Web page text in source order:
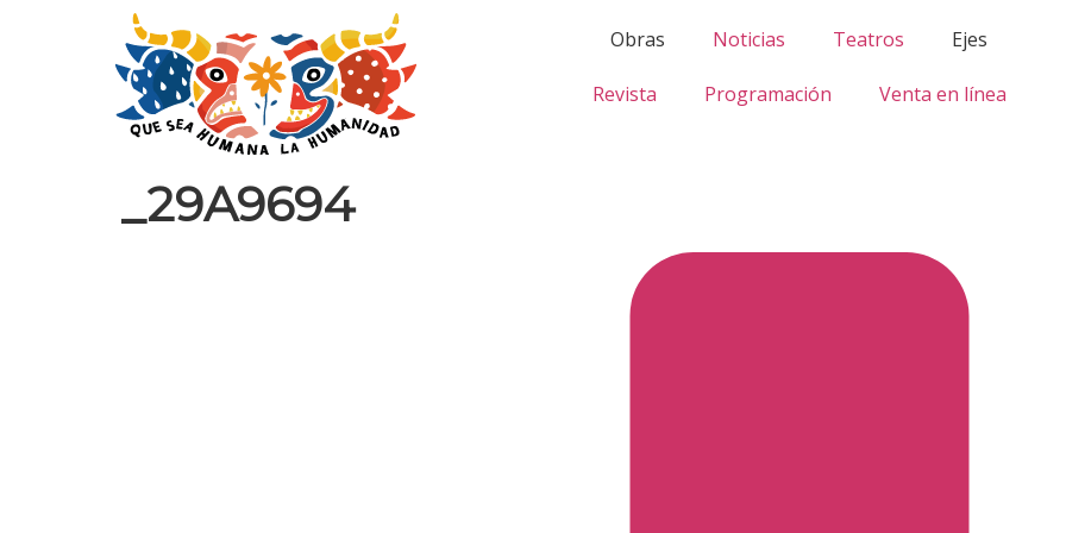
Obras Noticias Teatros Ejes
Revista Programación Venta en línea
_29A9694